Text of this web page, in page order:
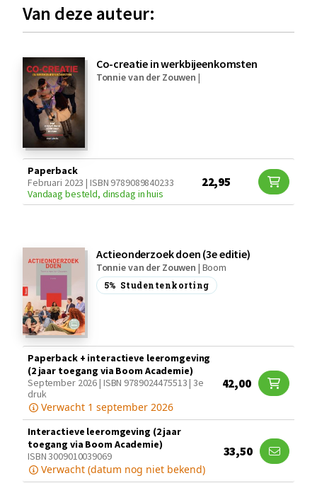
Van deze auteur:
Co-creatie in werkbijeenkomsten
Tonnie van der Zouwen |
Paperback
Februari 2023 | ISBN 9789089840233
Vandaag besteld, dinsdag in huis
22,95
Actieonderzoek doen (3e editie)
Tonnie van der Zouwen | Boom
5% Studentenkorting
Paperback + interactieve leeromgeving
(2 jaar toegang via Boom Academie)
September 2026 | ISBN 9789024475513 | 3e
druk
Verwacht 1 september 2026
42,00
Interactieve leeromgeving (2 jaar
toegang via Boom Academie)
ISBN 3009010039069
Verwacht (datum nog niet bekend)
33,50